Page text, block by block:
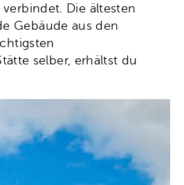
Die ältesten
Gebäude aus den
selber, erhältst du